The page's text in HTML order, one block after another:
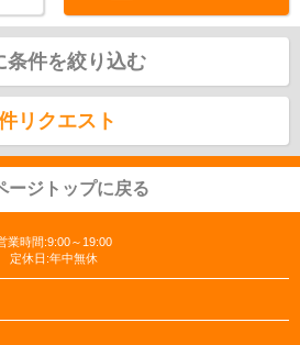
条件を絞り込む
リクエスト
ージトップに戻る
業時間:9:00～19:00
定休日:年中無休